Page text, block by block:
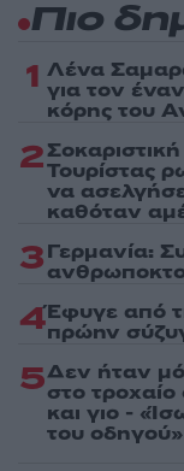
Πιο
1 Λένα
για τον
κόρης του
2Τουρίστας
να
καθόταν
3Γερμανία:
4Έφυγε από
πρώην
5Δεν ήταν
στο
και γιο -
του